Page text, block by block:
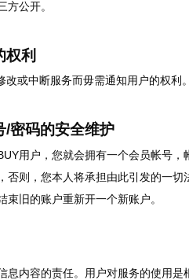
方公开。
权利
改或中断服务而毋需通知用户的权利
/密码的安全维护
用户，您就会拥有一个会员帐号
否则，您本人将承担由此引发的一
束旧的账户重新开一个新账户。
息内容的责任。用户对服务的使用